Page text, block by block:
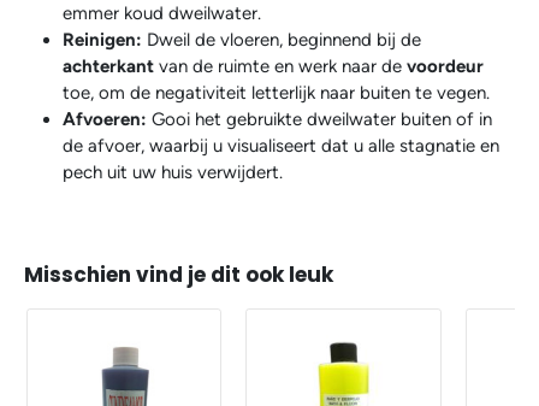
emmer koud dweilwater.
Reinigen: Dweil de vloeren, beginnend bij de
achterkant van de ruimte en werk naar de voordeur
toe, om de negativiteit letterlijk naar buiten te vegen.
Afvoeren: Gooi het gebruikte dweilwater buiten of in
de afvoer, waarbij u visualiseert dat u alle stagnatie en
pech uit uw huis verwijdert.
Misschien vind je dit ook leuk